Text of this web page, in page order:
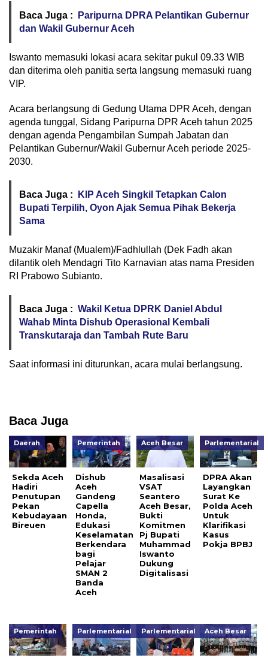
Baca Juga :
Paripurna DPRA Pelantikan Gubernur
dan Wakil Gubernur Aceh
Iswanto memasuki lokasi acara sekitar pukul 09.33 WIB
dan diterima oleh panitia serta langsung memasuki ruang
VIP.
Acara berlangsung di Gedung Utama DPR Aceh, dengan
agenda tunggal, Sidang Paripurna DPR Aceh tahun 2025
dengan agenda Pengambilan Sumpah Jabatan dan
Pelantikan Gubernur/Wakil Gubernur Aceh periode 2025-
2030.
Baca Juga :
KIP Aceh Singkil Tetapkan Calon
Bupati Terpilih, Oyon Ajak Semua Pihak Bekerja
Sama
Muzakir Manaf (Mualem)/Fadhlullah (Dek Fadh akan
dilantik oleh Mendagri Tito Karnavian atas nama Presiden
RI Prabowo Subianto.
Baca Juga : Wakil Ketua DPRK Daniel Abdul
Wahab Minta Dishub Operasional Kembali
Transkutaraja dan Tambah Rute Baru
Saat informasi ini diturunkan, acara mulai berlangsung.
Baca Juga
Daerah
Sekda Aceh
Hadiri
Penutupan
Pekan
Kebudayaan
Bireuen
Pemerintah
Dishub
Aceh
Gandeng
Capella
Honda,
Edukasi
Keselamatan
Berkendara
bagi
Pelajar
SMAN 2
Banda
Aceh
Aceh Besar
Masalisasi
VSAT
Seantero
Aceh Besar,
Bukti
Komitmen
Pj Bupati
Muhammad
Iswanto
Dukung
Digitalisasi
Parlementarial
DPRA Akan
Layangkan
Surat Ke
Polda Aceh
Untuk
Klarifikasi
Kasus
Pokja BPBJ
Pemerintah Parlementarial Parlementarial Aceh Besar